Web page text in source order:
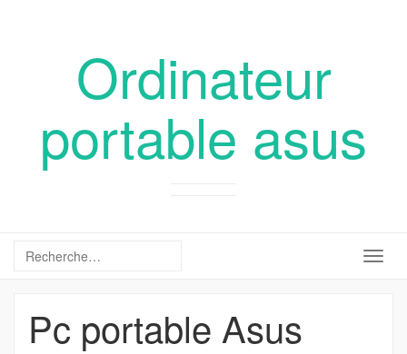
Ordinateur
portable asus
Pc portable Asus